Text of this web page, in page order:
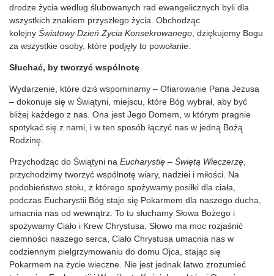
drodze życia według ślubowanych rad ewangelicznych byli dla
wszystkich znakiem przyszłego życia. Obchodząc
kolejny Światowy Dzień Życia Konsekrowanego , dziękujemy Bogu
za wszystkie osoby, które podjęły to powołanie.
Słuchać, by tworzyć wspólnotę
Wydarzenie, które dziś wspominamy – Ofiarowanie Pana Jezusa
– dokonuje się w Świątyni, miejscu, które Bóg wybrał, aby być
bliżej każdego z nas. Ona jest Jego Domem, w którym pragnie
spotykać się z nami, i w ten sposób łączyć nas w jedną Bożą
Rodzinę.
Przychodząc do Świątyni na Eucharystię – Świętą Wieczerzę
przychodzimy tworzyć wspólnotę wiary, nadziei i miłości. Na
podobieństwo stołu, z którego spożywamy posiłki dla ciała,
podczas Eucharystii Bóg staje się Pokarmem dla naszego ducha,
umacnia nas od wewnątrz. To tu słuchamy Słowa Bożego i
spożywamy Ciało i Krew Chrystusa. Słowo ma moc rozjaśnić
ciemności naszego serca, Ciało Chrystusa umacnia nas w
codziennym pielgrzymowaniu do domu Ojca, stając się
Pokarmem na życie wieczne. Nie jest jednak łatwo zrozumieć